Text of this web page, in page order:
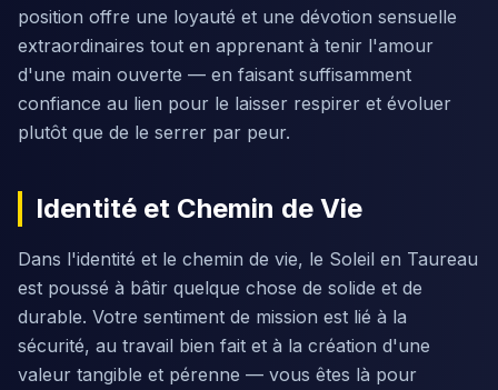
position offre une loyauté et une dévotion sensuelle
extraordinaires tout en apprenant à tenir l'amour
d'une main ouverte — en faisant suffisamment
confiance au lien pour le laisser respirer et évoluer
plutôt que de le serrer par peur.
Identité et Chemin de Vie
Dans l'identité et le chemin de vie, le Soleil en Taureau
est poussé à bâtir quelque chose de solide et de
durable. Votre sentiment de mission est lié à la
sécurité, au travail bien fait et à la création d'une
valeur tangible et pérenne — vous êtes là pour